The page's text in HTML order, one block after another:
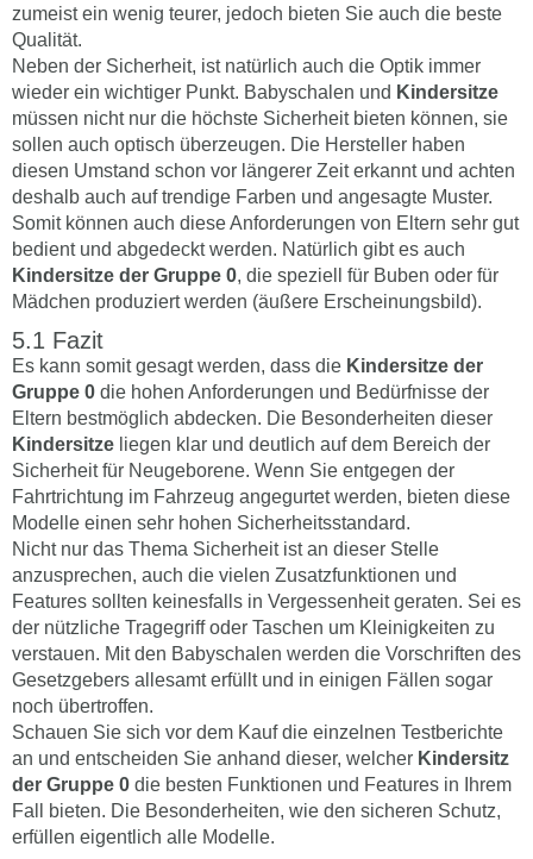
zumeist ein wenig teurer, jedoch bieten Sie auch die beste
Qualität.
Neben der Sicherheit, ist natürlich auch die Optik immer
wieder ein wichtiger Punkt. Babyschalen und Kindersitze
müssen nicht nur die höchste Sicherheit bieten können, sie
sollen auch optisch überzeugen. Die Hersteller haben
diesen Umstand schon vor längerer Zeit erkannt und achten
deshalb auch auf trendige Farben und angesagte Muster.
Somit können auch diese Anforderungen von Eltern sehr gut
bedient und abgedeckt werden. Natürlich gibt es auch
Kindersitze der Gruppe 0, die speziell für Buben oder für
Mädchen produziert werden (äußere Erscheinungsbild).
Fazit
Es kann somit gesagt werden, dass die Kindersitze der
Gruppe 0 die hohen Anforderungen und Bedürfnisse der
Eltern bestmöglich abdecken. Die Besonderheiten dieser
Kindersitze liegen klar und deutlich auf dem Bereich der
Sicherheit für Neugeborene. Wenn Sie entgegen der
Fahrtrichtung im Fahrzeug angegurtet werden, bieten diese
Modelle einen sehr hohen Sicherheitsstandard.
Nicht nur das Thema Sicherheit ist an dieser Stelle
anzusprechen, auch die vielen Zusatzfunktionen und
Features sollten keinesfalls in Vergessenheit geraten. Sei es
der nützliche Tragegriff oder Taschen um Kleinigkeiten zu
verstauen. Mit den Babyschalen werden die Vorschriften des
Gesetzgebers allesamt erfüllt und in einigen Fällen sogar
noch übertroffen.
Schauen Sie sich vor dem Kauf die einzelnen Testberichte
an und entscheiden Sie anhand dieser, welcher Kindersitz
der Gruppe 0 die besten Funktionen und Features in Ihrem
Fall bieten. Die Besonderheiten, wie den sicheren Schutz,
erfüllen eigentlich alle Modelle.